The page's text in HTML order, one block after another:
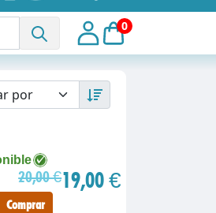
0
20,00 €19,00 €
Comprar